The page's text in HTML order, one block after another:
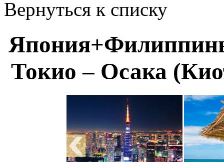
Вернуться к списку
Токио – Осака